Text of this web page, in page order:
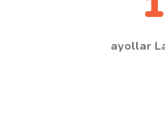
ayollar